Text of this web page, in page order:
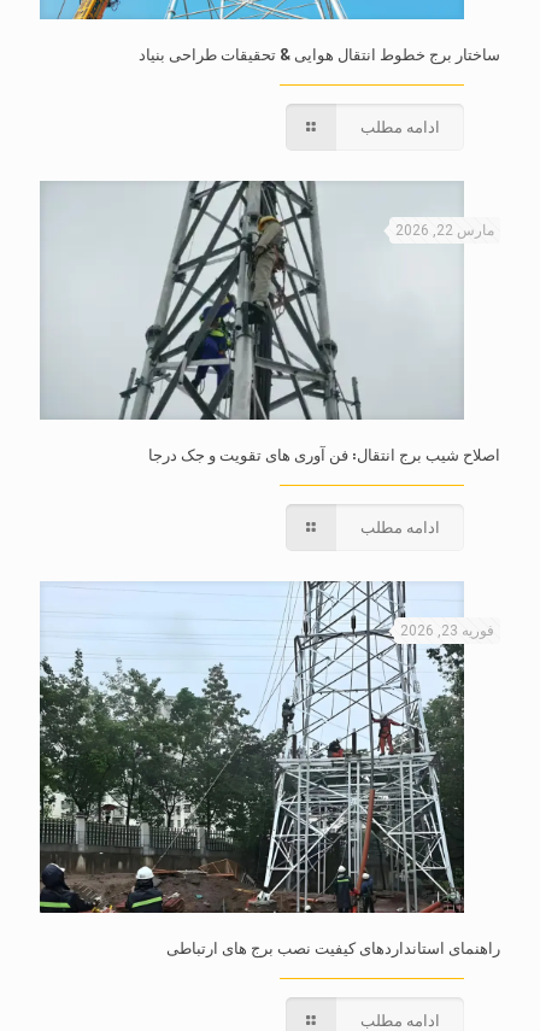
ساختار برج خطوط انتقال هوایی & تحقیقات طراحی بنیاد
ادامه مطلب
مارس 22, 2026
اصلاح شیب برج انتقال: فن آوری های تقویت و جک درجا
ادامه مطلب
فوریه 23, 2026
راهنمای استانداردهای کیفیت نصب برج های ارتباطی
ادامه مطلب